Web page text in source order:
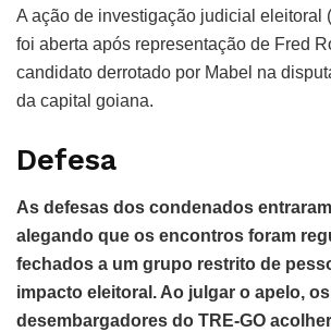
A ação de investigação judicial eleitoral
foi aberta após representação de Fred
candidato derrotado por Mabel na
da capital goiana.
Defesa
As defesas dos condenados
alegando que os encontros foram
fechados a um grupo restrito de
impacto eleitoral. Ao julgar o apelo, os
desembargadores do TRE-GO